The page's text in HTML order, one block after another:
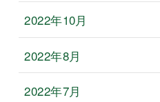
2022年10月
2022年8月
2022年7月